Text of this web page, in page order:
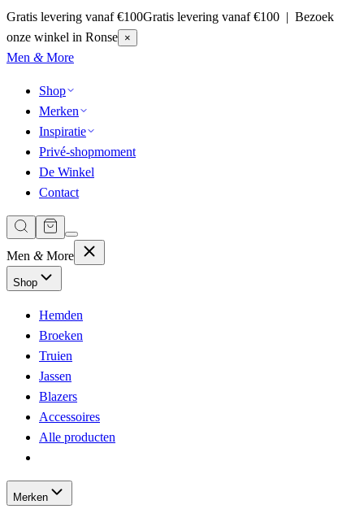
Gratis levering vanaf €100Gratis levering vanaf €100 | Bezoek
onze winkel in Ronse ×
Men &More
Shop
Merken
Inspiratie
Privé-shopmoment
De Winkel
Contact
Men &More
Shop
Hemden
Broeken
Truien
Jassen
Blazers
Accessoires
Alle producten
Merken